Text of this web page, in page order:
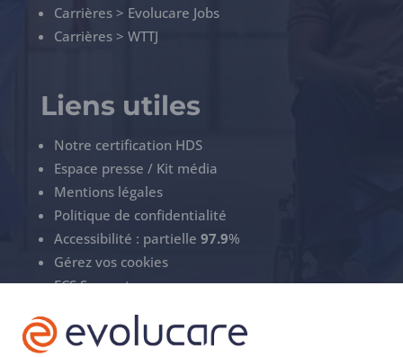
Carrières > Evolucare Jobs
Carrières > WTTJ
Liens utiles
Notre certification HDS
Espace presse / Kit média
Mentions légales
Politique de confidentialité
Accessibilité : partielle 97.9%
Gérez vos cookies
ECS Support